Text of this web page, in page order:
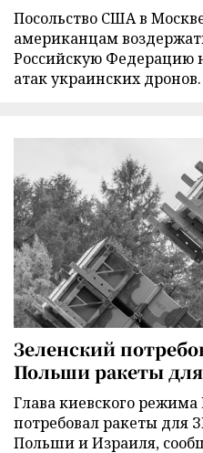
Посольство США в
американцам
Российскую Федерацию
атак украинских дронов.
Зеленский
Польши ракеты
Глава киевского
потребовал ракеты для
Польши и Израиля,